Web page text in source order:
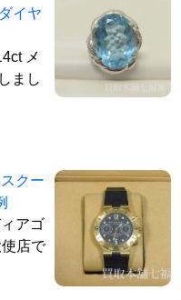
イヤ
メ
まし
クー
アゴ
店で